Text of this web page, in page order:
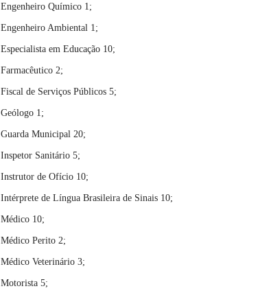
Engenheiro Químico 1;
Engenheiro Ambiental 1;
Especialista em Educação 10;
Farmacêutico 2;
Fiscal de Serviços Públicos 5;
Geólogo 1;
Guarda Municipal 20;
Inspetor Sanitário 5;
Instrutor de Ofício 10;
Intérprete de Língua Brasileira de Sinais 10;
Médico 10;
Médico Perito 2;
Médico Veterinário 3;
Motorista 5;